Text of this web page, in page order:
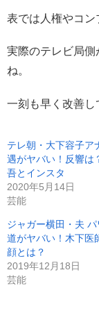
表では人権やコン
実際のテレビ局
ね。
一刻も早く改善し
テレ朝・大下容子ア
遇がヤバい！反響は
吾とインスタ
2020年5月14日
芸能
ジャガー横田・夫
道がヤバい！木下医
顔とは？
2019年12月18日
芸能